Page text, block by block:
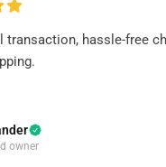
transaction, hassle-free
owner